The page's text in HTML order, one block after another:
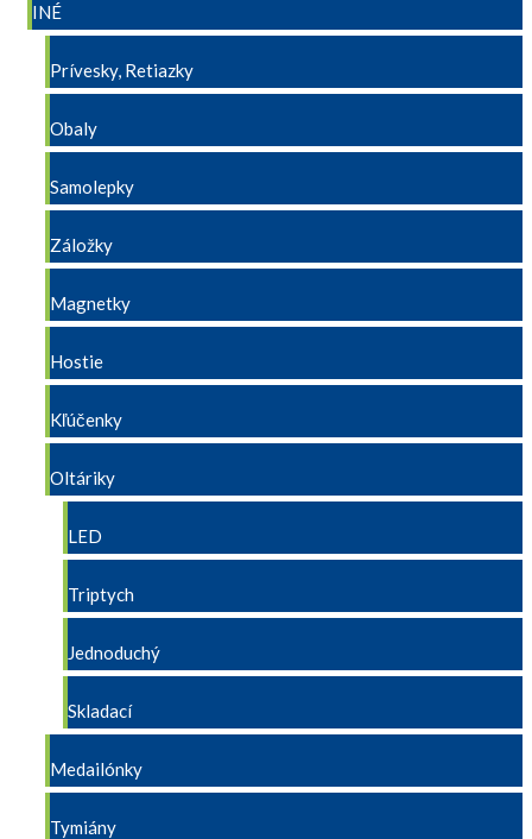
INÉ
Prívesky, Retiazky
Obaly
Samolepky
Záložky
Magnetky
Hostie
Kľúčenky
Oltáriky
LED
Triptych
Jednoduchý
Skladací
Medailónky
Tymiány